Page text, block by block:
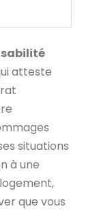
atteste
situations
à une
que vous